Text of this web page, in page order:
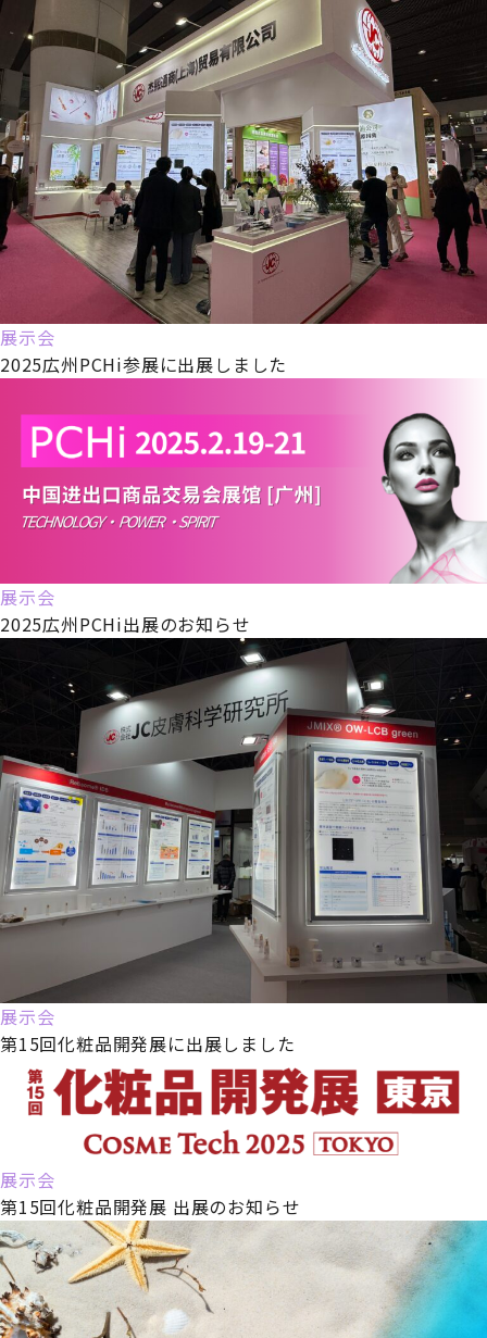
展示会
2025広州PCHi参展に出展しました
展示会
2025広州PCHi出展のお知らせ
展示会
第15回化粧品開発展に出展しました
展示会
第15回化粧品開発展 出展のお知らせ